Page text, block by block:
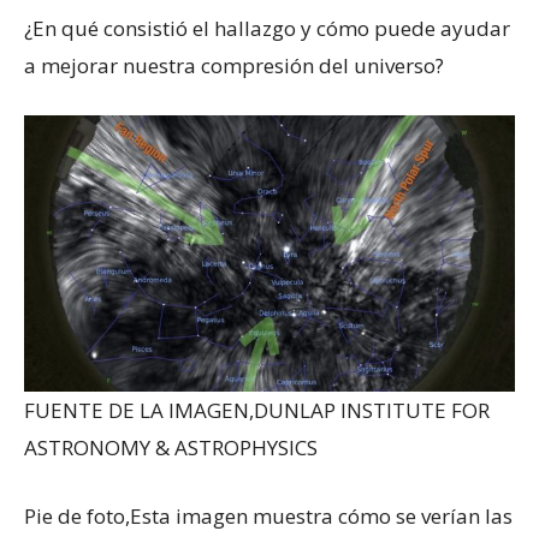
¿En qué consistió el hallazgo y cómo puede ayudar
a mejorar nuestra compresión del universo?
FUENTE DE LA IMAGEN,DUNLAP INSTITUTE FOR
ASTRONOMY & ASTROPHYSICS
Pie de foto,Esta imagen muestra cómo se verían las